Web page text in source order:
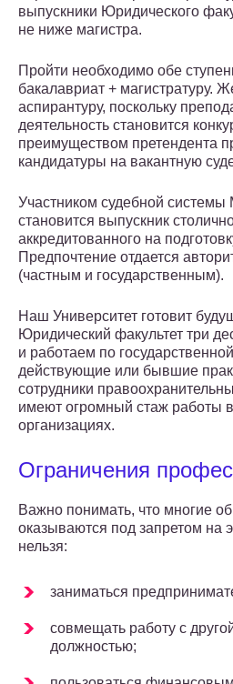
выпускники Юридического
не ниже магистра.
Пройти необходимо обе
бакалавриат + магистратуру.
аспирантуру, поскольку
деятельность становится
преимуществом претендента
кандидатуры на вакантную
Участником судебной
становится выпускник
аккредитованного на
Предпочтение отдается
(частным и государственным).
Наш Университет готовит
Юридический факультет три
и работаем по
действующие или бывшие
сотрудники
имеют огромный стаж работы
организациях.
Ограничения
Важно понимать, что многие
оказываются под запретом на
нельзя:
заниматься
совмещать работу с
должностью;